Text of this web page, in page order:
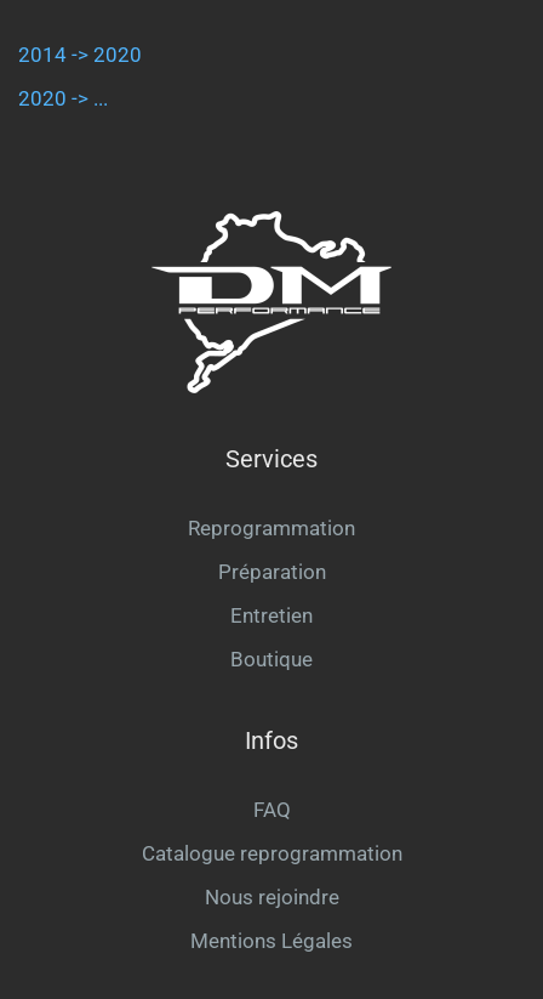
2014 -> 2020
2020 -> ...
Services
Reprogrammation
Préparation
Entretien
Boutique
Infos
FAQ
Catalogue reprogrammation
Nous rejoindre
Mentions Légales